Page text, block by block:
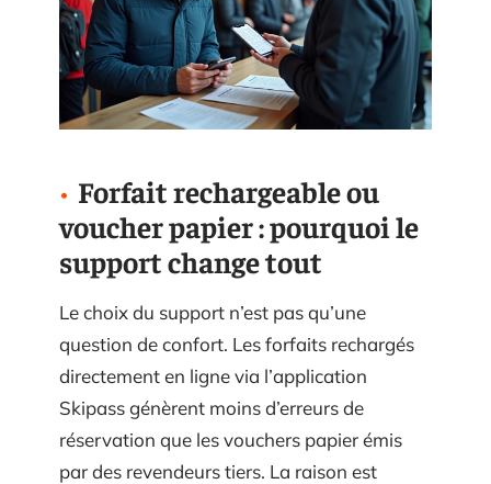
Forfait rechargeable ou
voucher papier : pourquoi le
support change tout
Le choix du support n’est pas qu’une
question de confort. Les forfaits rechargés
directement en ligne via l’application
Skipass génèrent moins d’erreurs de
réservation que les vouchers papier émis
par des revendeurs tiers. La raison est